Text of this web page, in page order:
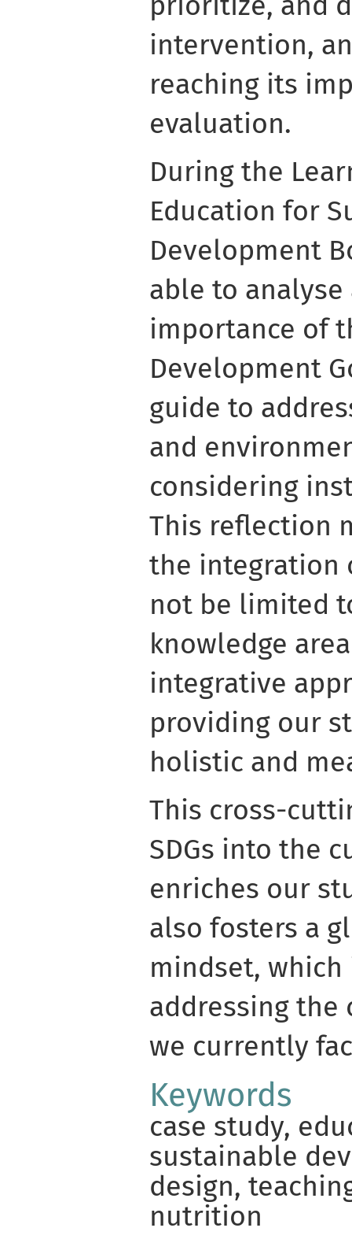
intervention,
reaching its
evaluation.
During the
Education for
Development
able to
importance of
Development
guide to
and
considering
This reflection
the integration
not be limited
knowledge
integrative
providing our
holistic and
This cross-
SDGs into the
enriches our
also fosters a
mindset,
addressing the
we currently
Keywords
case study,
sustainable
design,
nutrition